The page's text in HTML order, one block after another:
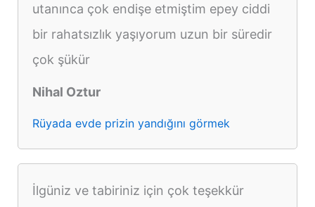
utanınca çok endişe etmiştim epey ciddi
bir rahatsızlık yaşıyorum uzun bir süredir
çok şükür
Nihal Oztur
Rüyada evde prizin yandığını görmek
İlgüniz ve tabiriniz için çok teşekkür